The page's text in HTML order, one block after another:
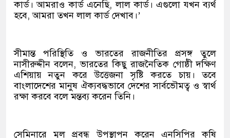
কার্ড। আমরাও কার্ড এনেছি, লাল কার্ড। এগুলো যখন ব্যর্থ
হবে, আমরা তখন লাল কার্ড দেখাব।’
সীমান্ত পরিস্থিতি ও ভারতের রাজনীতির প্রসঙ্গ তুলে
নাসীরুদ্দীন বলেন, ভারতের কিছু রাজনৈতিক গোষ্ঠী দক্ষিণ
এশিয়ায় নতুন করে উত্তেজনা সৃষ্টি করতে চায়। তবে
বাংলাদেশের মানুষ ঐক্যবদ্ধভাবে দেশের সার্বভৌমত্ব ও স্বার্থ
রক্ষা করবে বলে মন্তব্য করেন তিনি।
সেমিনারে মূল প্রবন্ধ উপস্থাপন করেন এনসিপির কৃষি